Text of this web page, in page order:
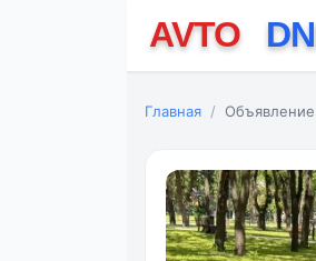
Главная